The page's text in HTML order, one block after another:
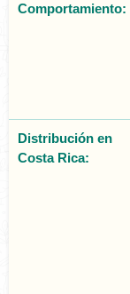
Comportamiento:
Distribución en
Costa Rica: